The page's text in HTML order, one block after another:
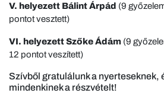
V. helyezett Bálint Árpád (9
pontot vesztett)
VI. helyezett Szőke Ádám (9
12 pontot veszített)
Szívből gratulálunk a nyerteseknek,
mindenkinek a részvételt!